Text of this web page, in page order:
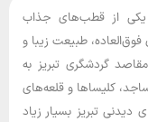
یکی از قطب‌های جذاب
طبیعت زیبا و
گردشگری تبریز به
کلیساها و قلعه‌های
تبریز بسیار زیاد